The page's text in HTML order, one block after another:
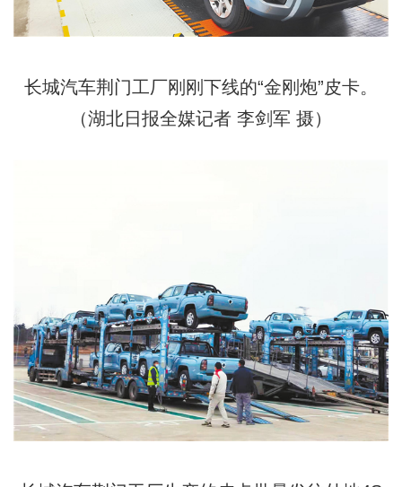
长城汽车荆门工厂刚刚下线的“金刚炮”皮卡。
（湖北日报全媒记者 李剑军 摄）